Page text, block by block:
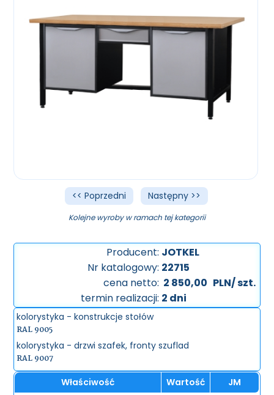
<< Poprzedni Następny >>
Kolejne wyroby w ramach tej kategorii
Producent: JOTKEL
Nr katalogowy: 22715
cena netto: 2 850,00 PLN/ szt.
termin realizacji: 2 dni
kolorystyka - konstrukcje stołów
RAL 9005
kolorystyka - drzwi szafek, fronty szuflad
RAL 9007
Właściwość Wartość
JM